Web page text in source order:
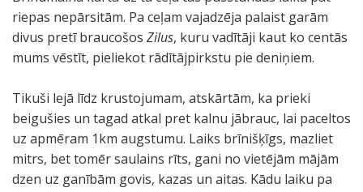
riepas nepārsitām. Pa ceļam vajadzēja palaist garām
divus pretī braucošos Zilus, kuru vadītāji kaut ko centās
mums vēstīt, pieliekot rādītājpirkstu pie deniņiem.
Tikuši lejā līdz krustojumam, atskārtām, ka prieki
beigušies un tagad atkal pret kalnu jābrauc, lai paceltos
uz apmēram 1km augstumu. Laiks brīnišķīgs, mazliet
mitrs, bet tomēr saulains rīts, gani no vietējām mājām
dzen uz ganībām govis, kazas un aitas. Kādu laiku pa